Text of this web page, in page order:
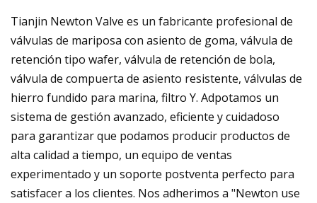
Tianjin Newton Valve es un fabricante profesional de
válvulas de mariposa con asiento de goma, válvula de
retención tipo wafer, válvula de retención de bola,
válvula de compuerta de asiento resistente, válvulas de
hierro fundido para marina, filtro Y. Adpotamos un
sistema de gestión avanzado, eficiente y cuidadoso
para garantizar que podamos producir productos de
alta calidad a tiempo, un equipo de ventas
experimentado y un soporte postventa perfecto para
satisfacer a los clientes. Nos adherimos a "Newton use